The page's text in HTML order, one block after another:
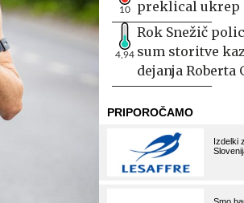
10
preklical ukrep
4,94
Rok Snežič
sum storitve
dejanja Roberta